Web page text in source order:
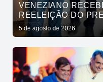
VENEZIANO
REELEIÇÃO DO
VEREADORES DE
5 de agosto de 2026